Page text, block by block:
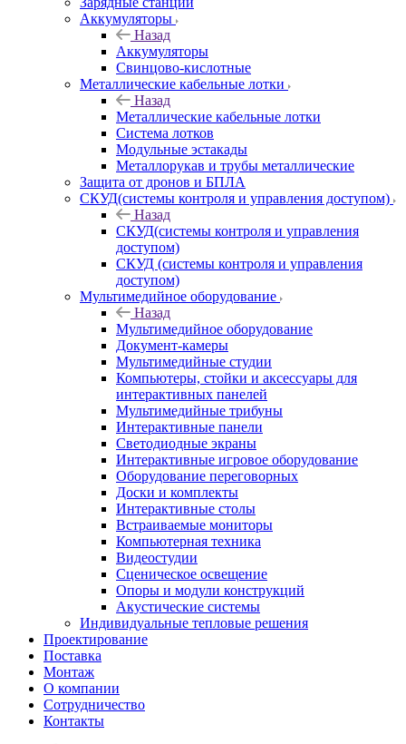
Аккумуляторы
Назад
Аккумуляторы
Свинцово-кислотные
Металлические кабельные лотки
Назад
Металлические кабельные лотки
Система лотков
Модульные эстакады
Металлорукав и трубы металлические
Защита от дронов и БПЛА
СКУД(системы контроля и управления доступом)
Назад
СКУД(системы контроля и управления
доступом)
СКУД (системы контроля и управления
доступом)
Мультимедийное оборудование
Назад
Мультимедийное оборудование
Документ-камеры
Мультимедийные студии
Компьютеры, стойки и аксессуары для
интерактивных панелей
Мультимедийные трибуны
Интерактивные панели
Светодиодные экраны
Интерактивные игровое оборудование
Оборудование переговорных
Доски и комплекты
Интерактивные столы
Встраиваемые мониторы
Компьютерная техника
Видеостудии
Cценическое освещение
Опоры и модули конструкций
Акустические системы
Индивидуальные тепловые решения
Проектирование
Поставка
Монтаж
О компании
Сотрудничество
Контакты